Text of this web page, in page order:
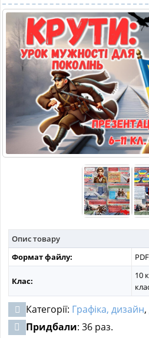
МАТЕРІАЛИ З ПРЕДМЕТІВ
РІЗНІ МАТЕРІАЛИ
НОВИНИ
Опис товару
Формат файлу:
Клас:
10
Категорії: Графіка, дизайн,
Придбали: 36 раз.